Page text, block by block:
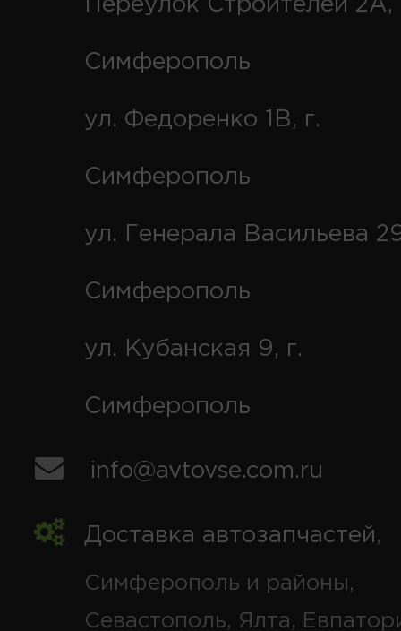
Переулок Строителей 2А,
Симферополь
ул. Федоренко 1В, г.
Симферополь
ул. Генерала Васильева
Симферополь
ул. Кубанская 9, г.
Симферополь
info@avtovse.com.ru
Доставка автозапчастей,
Симферополь и районы,
Севастополь, Ялта,